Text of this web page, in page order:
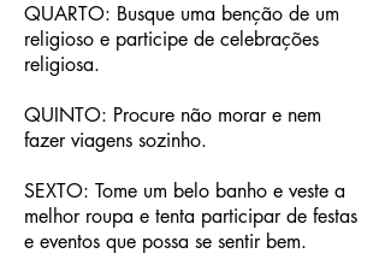
QUARTO: Busque uma benção de um
religioso e participe de celebrações
religiosa.
QUINTO: Procure não morar e nem
fazer viagens sozinho.
SEXTO: Tome um belo banho e veste a
melhor roupa e tenta participar de festas
e eventos que possa se sentir bem.